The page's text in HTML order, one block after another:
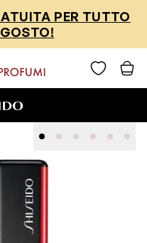
PER TUTTO